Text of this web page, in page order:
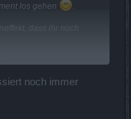
los gehen
noch immer